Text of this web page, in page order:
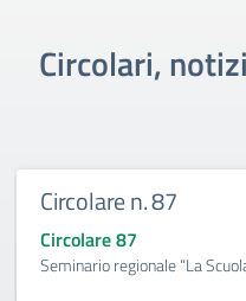
Circolari,
Circolare n. 87
Circolare 87
Seminario regionale “La